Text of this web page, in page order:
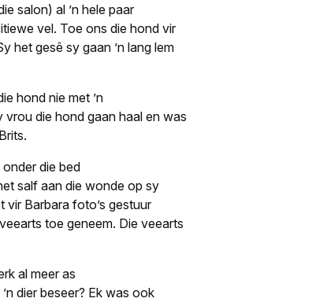
salon) al ’n hele paar
vel. Toe ons die hond vir
het gesê sy gaan ’n lang lem
hond nie met ’n
die hond gaan haal en was
die bed
salf aan die wonde op sy
vir Barbara foto’s gestuur
toe geneem. Die veearts
al meer as
dier beseer? Ek was ook